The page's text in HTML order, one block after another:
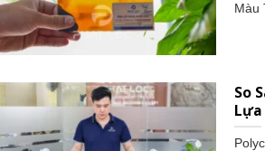
Màu
So
Lựa